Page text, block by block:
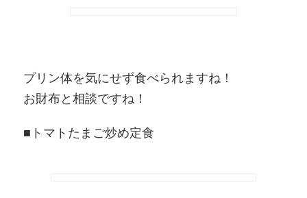
プリン体を気にせず食べられますね！
お財布と相談ですね！
■トマトたまご炒め定食